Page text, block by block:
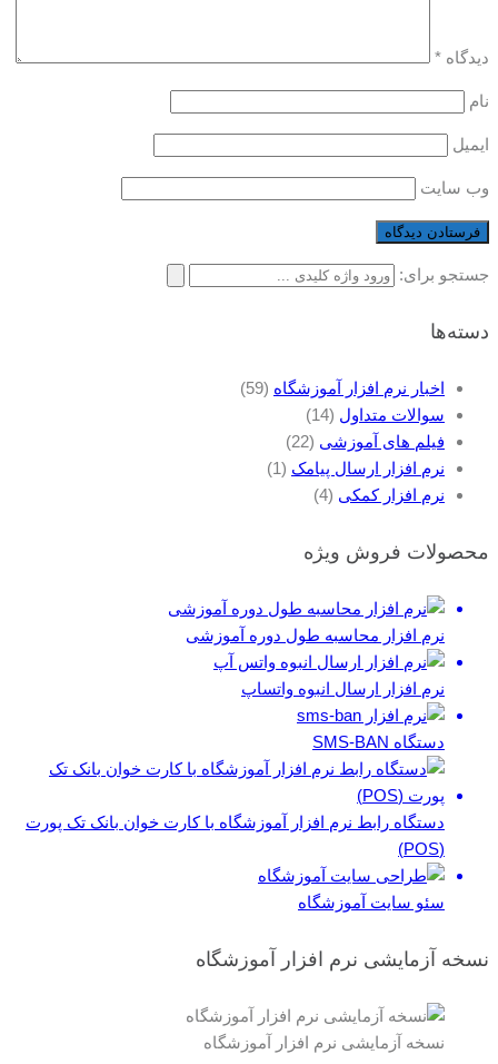
دیدگاه *
نام
ایمیل
وب‌ سایت
جستجو برای:
دسته‌ها
اخبار نرم افزار آموزشگاه (59)
سوالات متداول (14)
فیلم های آموزشی (22)
نرم افزار ارسال پیامک (1)
نرم افزار کمکی (4)
محصولات فروش ویژه
نرم افزار محاسبه طول دوره آموزشی
نرم افزار ارسال انبوه واتساپ
دستگاه SMS-BAN
دستگاه رابط نرم افزار آموزشگاه با کارت خوان بانک تک پورت
(POS)
سئو سایت آموزشگاه
نسخه آزمایشی نرم افزار آموزشگاه
نسخه آزمایشی نرم افزار آموزشگاه